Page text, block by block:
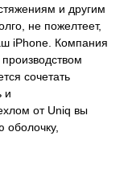
и другим
не пожелтеет,
iPhone. Компания
сочетать
и
от Uniq вы
оболочку,